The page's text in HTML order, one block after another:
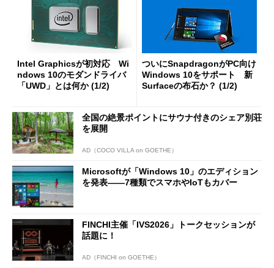
Intel Graphicsが初対応 Wi
ndows 10のモダンドライバ
「UWD」とは何か (1/2)
ついにSnapdragonがPC向け
Windows 10をサポート 新
Surfaceの布石か？ (1/2)
全国の絶景ポイントにサウナ付きのシェア別荘
を展開
AD（COCO VILLA on GOETHE）
Microsoftが「Windows 10」のエディション
を発表――7種類でスマホやIoTもカバー
FINCHI主催「IVS2026」トークセッションが
話題に！
AD（FINCHI on GOETHE）